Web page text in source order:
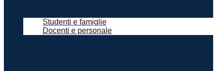
Studenti e famiglie
Docenti e personale